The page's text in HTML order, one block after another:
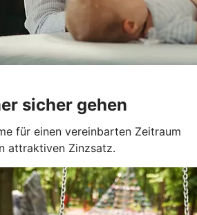
sicher gehen
für einen vereinbarten Zeitraum
attraktiven Zinzsatz.